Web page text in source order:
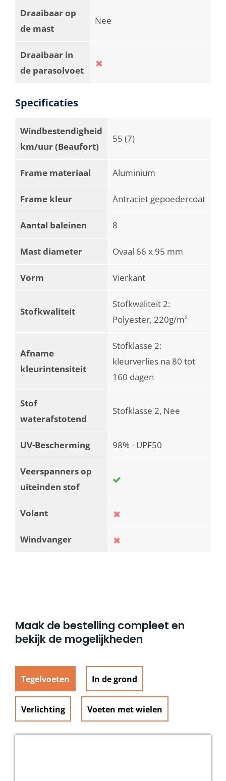
Draaibaar op
de mast
Nee
Draaibaar in
de parasolvoet
Specificaties
Windbestendigheid
km/uur (Beaufort)
55 (7)
Frame materiaal Aluminium
Frame kleur Antraciet gepoedercoat
Aantal baleinen 8
Mast diameter Ovaal 66 x 95 mm
Vorm Vierkant
Stofkwaliteit
Stofkwaliteit 2:
Polyester, 220g/m²
Afname
kleurintensiteit
Stofklasse 2:
kleurverlies na 80 tot
160 dagen
Stof
waterafstotend
Stofklasse 2, Nee
UV-Bescherming 98% - UPF50
Veerspanners op
uiteinden stof
Volant
Windvanger
Maak de bestelling compleet en
bekijk de mogelijkheden
Tegelvoeten In de grond
Verlichting Voeten met wielen